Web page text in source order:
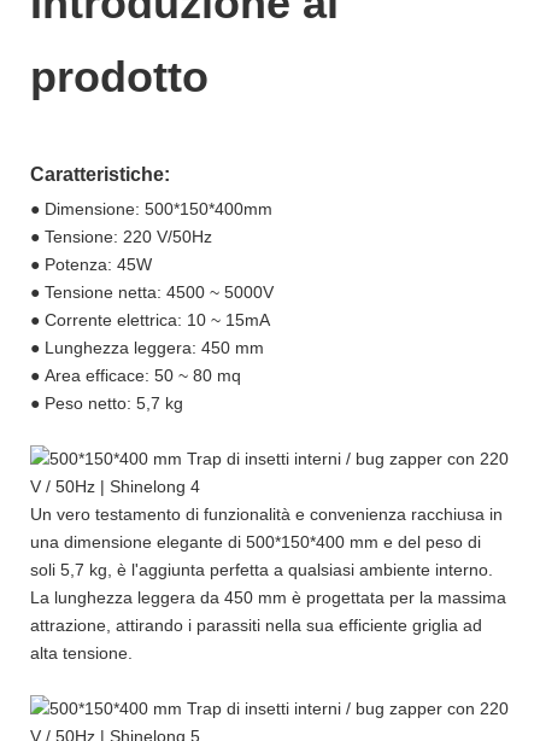
prodotto
Caratteristiche:
● Dimensione: 500*150*400mm
● Tensione: 220 V/50Hz
● Potenza: 45W
● Tensione netta: 4500 ~ 5000V
● Corrente elettrica: 10 ~ 15mA
● Lunghezza leggera: 450 mm
● Area efficace: 50 ~ 80 mq
● Peso netto: 5,7 kg
Un vero testamento di funzionalità e convenienza racchiusa in
una dimensione elegante di 500*150*400 mm e del peso di
soli 5,7 kg, è l'aggiunta perfetta a qualsiasi ambiente interno.
La lunghezza leggera da 450 mm è progettata per la massima
attrazione, attirando i parassiti nella sua efficiente griglia ad
alta tensione.